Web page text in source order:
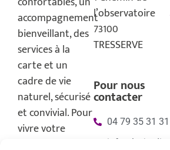
accompagnement
bienveillant, des
services à la
carte et un
cadre de vie
naturel, sécurisé
et convivial. Pour
vivre votre
l’observatoire
73100
TRESSERVE
Pour nous
contacter
04 79 35 31 31